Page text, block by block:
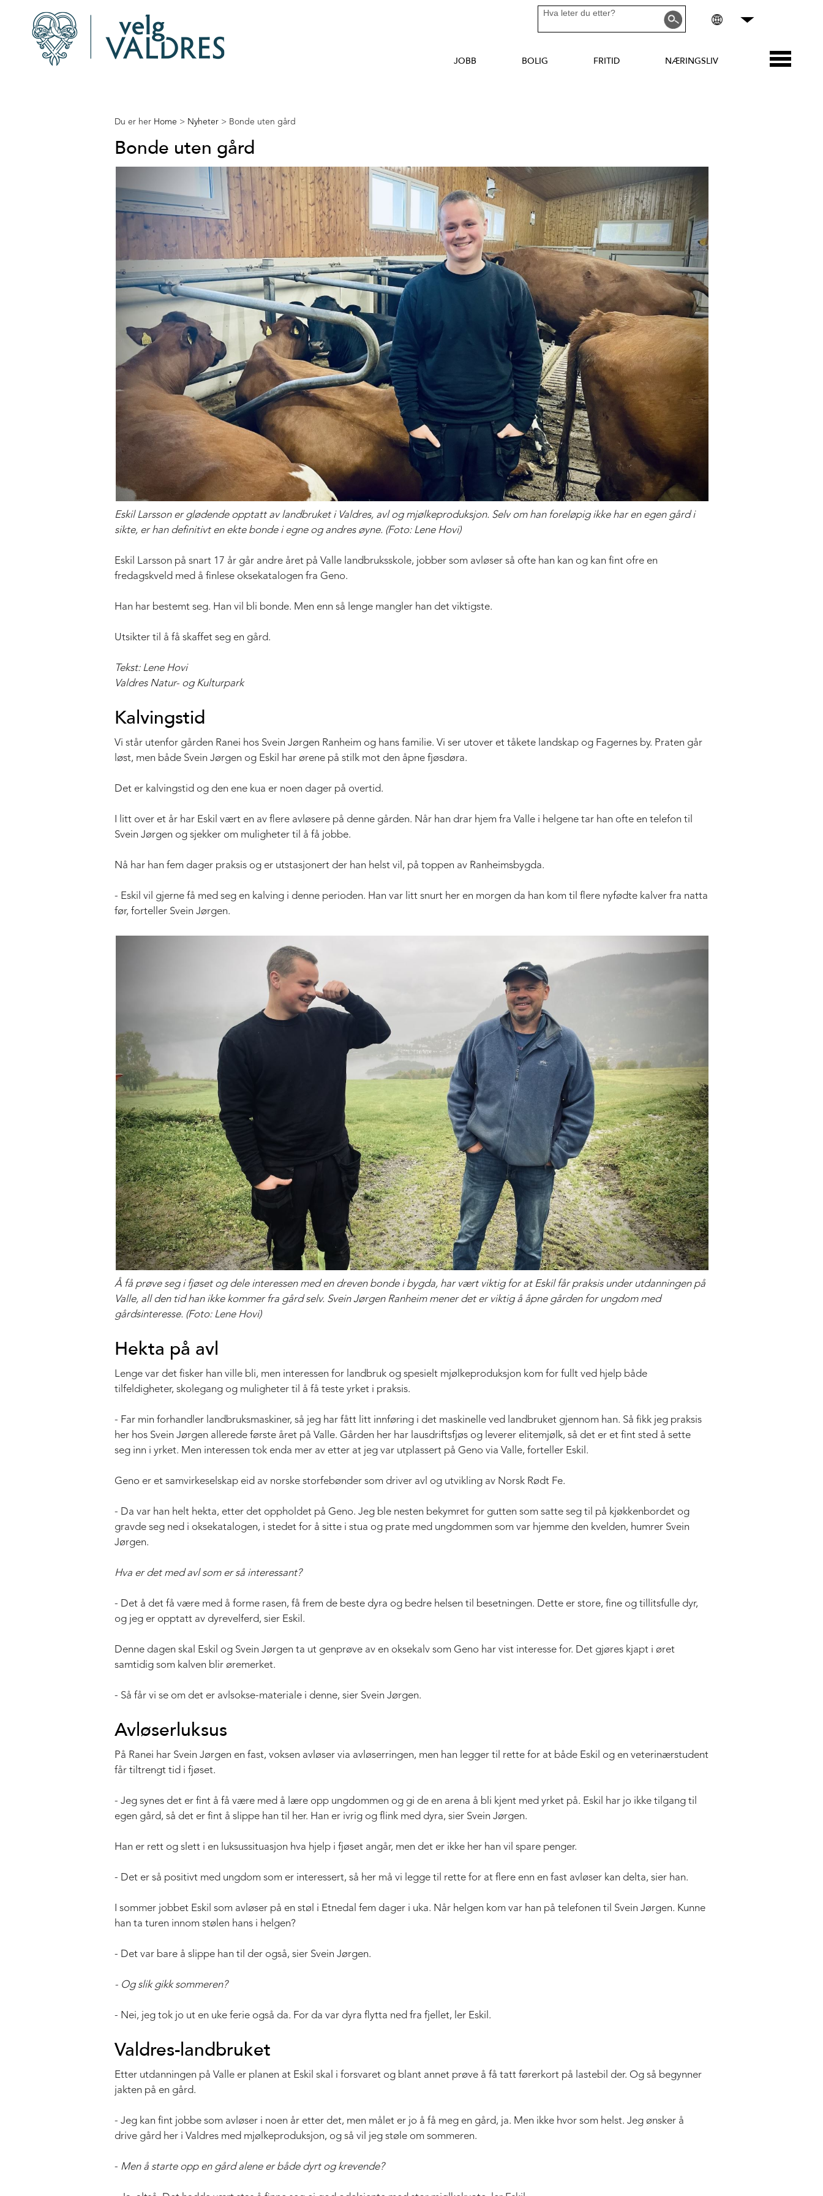
JOBB BOLIG FRITID NÆRINGSLIV
Du er her Home > Nyheter > Bonde uten gård
Bonde uten gård
Eskil Larsson er glødende opptatt av landbruket i Valdres, avl og mjølkeproduksjon. Selv om han foreløpig ikke har en egen gård i
sikte, er han definitivt en ekte bonde i egne og andres øyne. (Foto: Lene Hovi)
Eskil Larsson på snart 17 år går andre året på Valle landbruksskole, jobber som avløser så ofte han kan og kan fint ofre en
fredagskveld med å finlese oksekatalogen fra Geno.
Han har bestemt seg. Han vil bli bonde. Men enn så lenge mangler han det viktigste.
Utsikter til å få skaffet seg en gård.
Tekst: Lene Hovi
Valdres Natur- og Kulturpark
Kalvingstid
Vi står utenfor gården Ranei hos Svein Jørgen Ranheim og hans familie. Vi ser utover et tåkete landskap og Fagernes by. Praten går
løst, men både Svein Jørgen og Eskil har ørene på stilk mot den åpne fjøsdøra.
Det er kalvingstid og den ene kua er noen dager på overtid.
I litt over et år har Eskil vært en av flere avløsere på denne gården. Når han drar hjem fra Valle i helgene tar han ofte en telefon til
Svein Jørgen og sjekker om muligheter til å få jobbe.
Nå har han fem dager praksis og er utstasjonert der han helst vil, på toppen av Ranheimsbygda.
- Eskil vil gjerne få med seg en kalving i denne perioden. Han var litt snurt her en morgen da han kom til flere nyfødte kalver fra natta
før, forteller Svein Jørgen.
Å få prøve seg i fjøset og dele interessen med en dreven bonde i bygda, har vært viktig for at Eskil får praksis under utdanningen på
Valle, all den tid han ikke kommer fra gård selv. Svein Jørgen Ranheim mener det er viktig å åpne gården for ungdom med
gårdsinteresse. (Foto: Lene Hovi)
Hekta på avl
Lenge var det fisker han ville bli, men interessen for landbruk og spesielt mjølkeproduksjon kom for fullt ved hjelp både
tilfeldigheter, skolegang og muligheter til å få teste yrket i praksis.
- Far min forhandler landbruksmaskiner, så jeg har fått litt innføring i det maskinelle ved landbruket gjennom han. Så fikk jeg praksis
her hos Svein Jørgen allerede første året på Valle. Gården her har lausdriftsfjøs og leverer elitemjølk, så det er et fint sted å sette
seg inn i yrket. Men interessen tok enda mer av etter at jeg var utplassert på Geno via Valle, forteller Eskil.
Geno er et samvirkeselskap eid av norske storfebønder som driver avl og utvikling av Norsk Rødt Fe.
- Da var han helt hekta, etter det oppholdet på Geno. Jeg ble nesten bekymret for gutten som satte seg til på kjøkkenbordet og
gravde seg ned i oksekatalogen, i stedet for å sitte i stua og prate med ungdommen som var hjemme den kvelden, humrer Svein
Jørgen.
Hva er det med avl som er så interessant?
- Det å det få være med å forme rasen, få frem de beste dyra og bedre helsen til besetningen. Dette er store, fine og tillitsfulle dyr,
og jeg er opptatt av dyrevelferd, sier Eskil.
Denne dagen skal Eskil og Svein Jørgen ta ut genprøve av en oksekalv som Geno har vist interesse for. Det gjøres kjapt i øret
samtidig som kalven blir øremerket.
- Så får vi se om det er avlsokse-materiale i denne, sier Svein Jørgen.
Avløserluksus
På Ranei har Svein Jørgen en fast, voksen avløser via avløserringen, men han legger til rette for at både Eskil og en veterinærstudent
får tiltrengt tid i fjøset.
- Jeg synes det er fint å få være med å lære opp ungdommen og gi de en arena å bli kjent med yrket på. Eskil har jo ikke tilgang til
egen gård, så det er fint å slippe han til her. Han er ivrig og flink med dyra, sier Svein Jørgen.
Han er rett og slett i en luksussituasjon hva hjelp i fjøset angår, men det er ikke her han vil spare penger.
- Det er så positivt med ungdom som er interessert, så her må vi legge til rette for at flere enn en fast avløser kan delta, sier han.
I sommer jobbet Eskil som avløser på en støl i Etnedal fem dager i uka. Når helgen kom var han på telefonen til Svein Jørgen. Kunne
han ta turen innom stølen hans i helgen?
- Det var bare å slippe han til der også, sier Svein Jørgen.
- Og slik gikk sommeren?
- Nei, jeg tok jo ut en uke ferie også da. For da var dyra flytta ned fra fjellet, ler Eskil.
Valdres-landbruket
Etter utdanningen på Valle er planen at Eskil skal i forsvaret og blant annet prøve å få tatt førerkort på lastebil der. Og så begynner
jakten på en gård.
- Jeg kan fint jobbe som avløser i noen år etter det, men målet er jo å få meg en gård, ja. Men ikke hvor som helst. Jeg ønsker å
drive gård her i Valdres med mjølkeproduksjon, og så vil jeg støle om sommeren.
- Men å starte opp en gård alene er både dyrt og krevende?